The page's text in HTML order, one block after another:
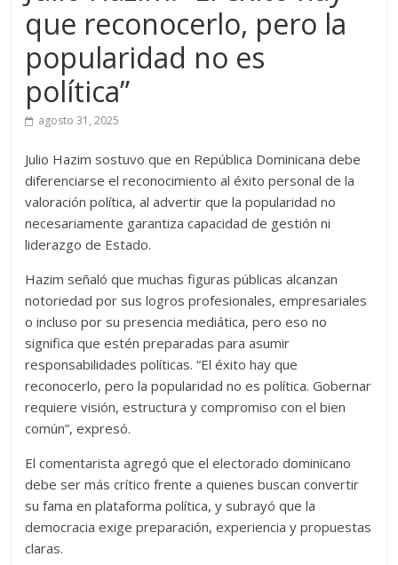
que reconocerlo, pero la
popularidad no es
política”
agosto 31, 2025
Julio Hazim sostuvo que en República Dominicana debe
diferenciarse el reconocimiento al éxito personal de la
valoración política, al advertir que la popularidad no
necesariamente garantiza capacidad de gestión ni
liderazgo de Estado.
Hazim señaló que muchas figuras públicas alcanzan
notoriedad por sus logros profesionales, empresariales
o incluso por su presencia mediática, pero eso no
significa que estén preparadas para asumir
responsabilidades políticas. “El éxito hay que
reconocerlo, pero la popularidad no es política. Gobernar
requiere visión, estructura y compromiso con el bien
común”, expresó.
El comentarista agregó que el electorado dominicano
debe ser más crítico frente a quienes buscan convertir
su fama en plataforma política, y subrayó que la
democracia exige preparación, experiencia y propuestas
claras.